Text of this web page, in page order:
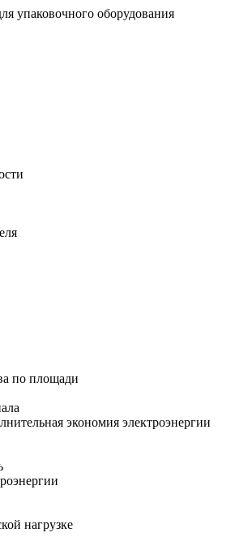
упаковочного оборудования
по площади
экономия электроэнергии
нагрузке